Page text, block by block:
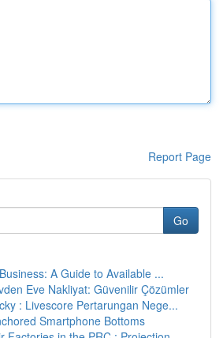
Report Page
Go
A Guide to Available ...
Eve Nakliyat: Güvenilir Çözümler
: Livescore Pertarungan Nege...
Smartphone Bottoms